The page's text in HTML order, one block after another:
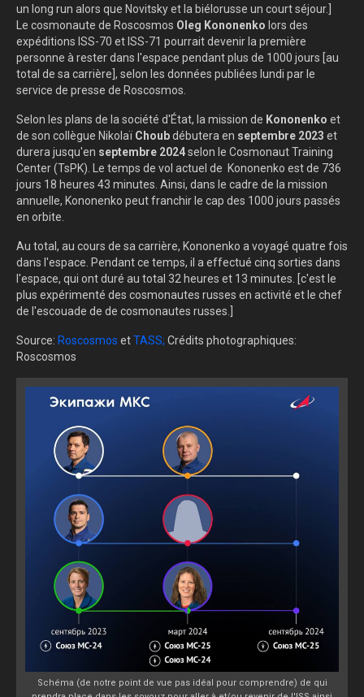
un long run alors que Novitsky et la biélorusse un court séjour.]
Le cosmonaute de Roscosmos Oleg Kononenko lors des
expéditions ISS-70 et ISS-71 pourrait devenir la première
personne à rester dans l'espace pendant plus de 1000 jours [au
total de sa carrière], selon les données publiées lundi par le
service de presse de Roscosmos.
Selon les plans de la société d'État, la mission de Kononenko et
de son collègue Nikolaï Choubdébutera en septembre 2023 et
durera jusqu'en septembre 2024selon le Cosmonaut Training
Center (TsPK). Le temps de vol actuel de Kononenko est de 736
jours 18 heures 43 minutes. Ainsi, dans le cadre de la mission
annuelle, Kononenko peut franchir le cap des 1000 jours passés
en orbite.
Au total, au cours de sa carrière, Kononenko a voyagé quatre fois
dans l'espace. Pendant ce temps, il a effectué cinq sorties dans
l'espace, qui ont duré au total 32 heures et 13 minutes.
[c'est le
plus expérimenté des cosmonautes russes en activité et le chef
de l'escouade de de cosmonautes russes.]
Source: Roscosmos etTASS; Crédits photographiques:
Roscosmos
Schéma (de notre point de vue pas idéal pour comprendre) de qui